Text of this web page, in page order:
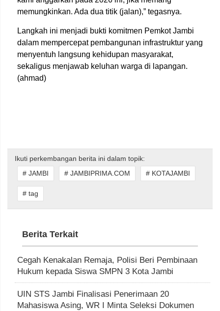
memungkinkan. Ada dua titik (jalan),” tegasnya.
Langkah ini menjadi bukti komitmen Pemkot Jambi
dalam mempercepat pembangunan infrastruktur yang
menyentuh langsung kehidupan masyarakat,
sekaligus menjawab keluhan warga di lapangan.
(ahmad)
Ikuti perkembangan berita ini dalam topik:
# JAMBI
# JAMBIPRIMA.COM # KOTAJAMBI
# tag
Berita Terkait
Cegah Kenakalan Remaja, Polisi Beri Pembinaan
Hukum kepada Siswa SMPN 3 Kota Jambi
UIN STS Jambi Finalisasi Penerimaan 20
Mahasiswa Asing, WR I Minta Seleksi Dokumen